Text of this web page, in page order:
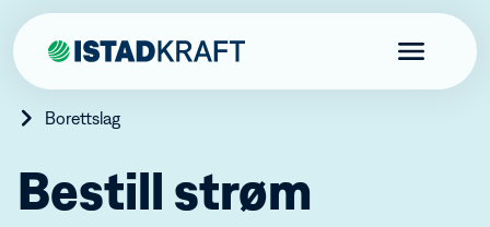
Borettslag
Bestill strøm